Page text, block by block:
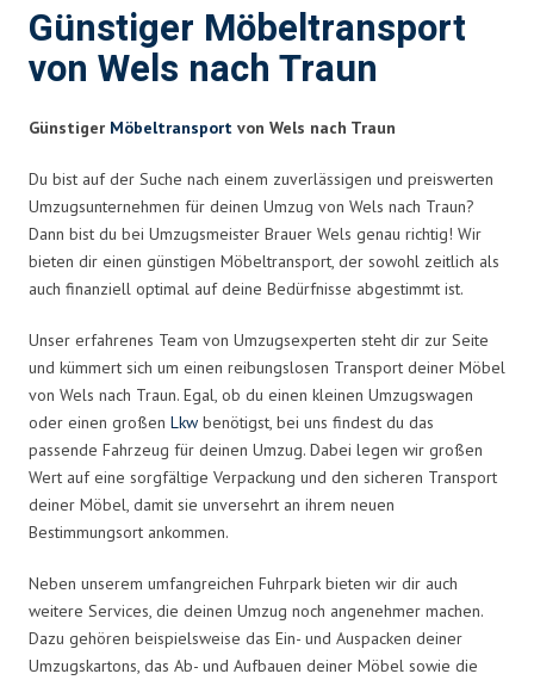
Günstiger Möbeltransport
von Wels nach Traun
Günstiger Möbeltransport von Wels nach Traun
Du bist auf der Suche nach einem zuverlässigen und preiswerten
Umzugsunternehmen für deinen Umzug von Wels nach Traun?
Dann bist du bei Umzugsmeister Brauer Wels genau richtig! Wir
bieten dir einen günstigen Möbeltransport, der sowohl zeitlich als
auch finanziell optimal auf deine Bedürfnisse abgestimmt ist.
Unser erfahrenes Team von Umzugsexperten steht dir zur Seite
und kümmert sich um einen reibungslosen Transport deiner Möbel
von Wels nach Traun. Egal, ob du einen kleinen Umzugswagen
oder einen großen Lkw benötigst, bei uns findest du das
passende Fahrzeug für deinen Umzug. Dabei legen wir großen
Wert auf eine sorgfältige Verpackung und den sicheren Transport
deiner Möbel, damit sie unversehrt an ihrem neuen
Bestimmungsort ankommen.
Neben unserem umfangreichen Fuhrpark bieten wir dir auch
weitere Services, die deinen Umzug noch angenehmer machen.
Dazu gehören beispielsweise das Ein- und Auspacken deiner
Umzugskartons, das Ab- und Aufbauen deiner Möbel sowie die